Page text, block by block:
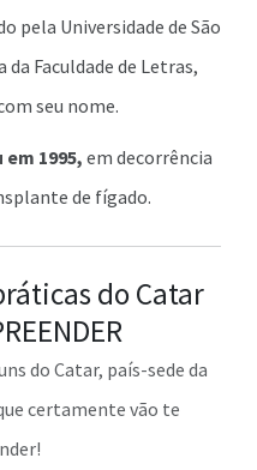
pela Universidade de São
Faculdade de Letras,
seu nome.
1995, em decorrência
de fígado.
do Catar
do Catar, país-sede da
certamente vão te